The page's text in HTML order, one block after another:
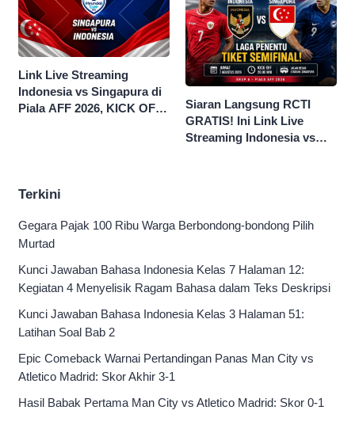
Link Live Streaming
Indonesia vs Singapura di
Piala AFF 2026, KICK OFF
Siaran Langsung RCTI
GRATIS! Ini Link Live
Streaming Indonesia vs
Terkini
Gegara Pajak 100 Ribu Warga Berbondong-bondong Pilih
Murtad
Kunci Jawaban Bahasa Indonesia Kelas 7 Halaman 12:
Kegiatan 4 Menyelisik Ragam Bahasa dalam Teks Deskripsi
Kunci Jawaban Bahasa Indonesia Kelas 3 Halaman 51:
Latihan Soal Bab 2
Epic Comeback Warnai Pertandingan Panas Man City vs
Atletico Madrid: Skor Akhir 3-1
Hasil Babak Pertama Man City vs Atletico Madrid: Skor 0-1